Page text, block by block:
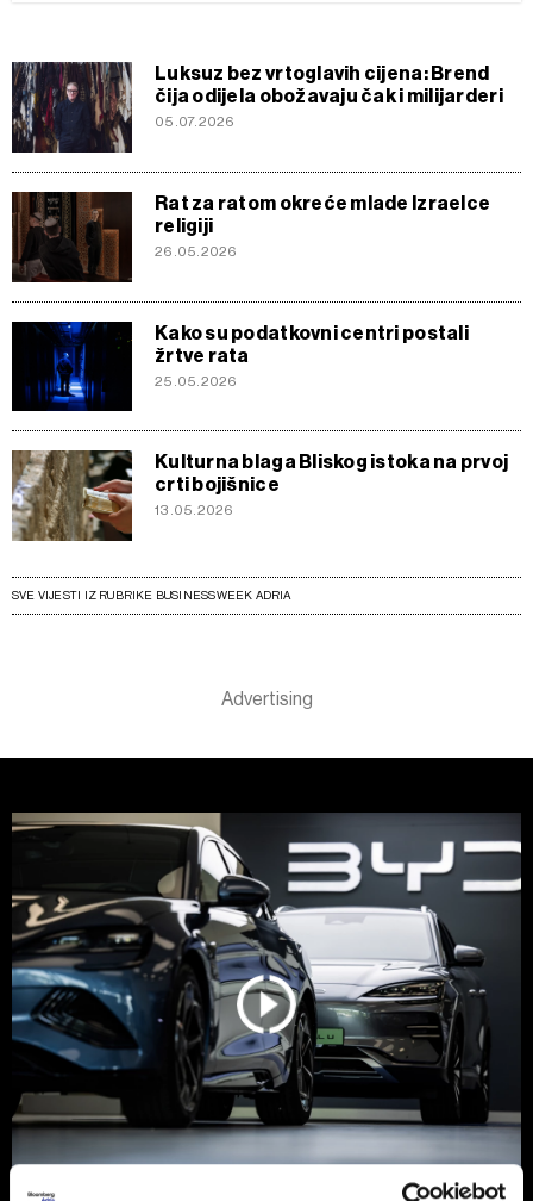
Luksuz bez vrtoglavih cijena: Brend
čija odijela obožavaju čak i milijarderi
05.07.2026
Rat za ratom okreće mlade Izraelce
religiji
26.05.2026
Kako su podatkovni centri postali
žrtve rata
25.05.2026
Kulturna blaga Bliskog istoka na prvoj
crti bojišnice
13.05.2026
SVE VIJESTI IZ RUBRIKE BUSINESSWEEK ADRIA